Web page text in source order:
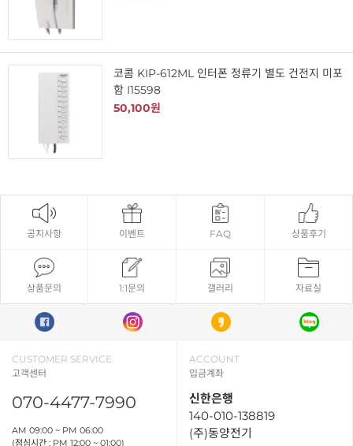
코콤 KIP-612ML 인터폰 정류기 별도 건전지 미포
함 I15598
50,100원
공지사항 이벤트 FAQ 상품후기
상품문의 1:1문의 갤러리 자료실
CUSTOMER SERVICE
고객센터
070-4477-7990
AM 09:00 ~ PM 06:00
(점심시간 : PM 12:00 ~ 01:00)
ACCOUNT
입금계좌
신한은행
140-010-138819
(주)동양전기